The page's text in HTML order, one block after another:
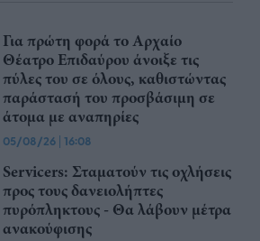
Για πρώτη φορά το Αρχαίο
Θέατρο Επιδαύρου άνοιξε τις
πύλες του σε όλους, καθιστώντας
παράστασή του προσβάσιμη σε
άτομα με αναπηρίες
05/08/26 | 16:08
Servicers: Σταματούν τις οχλήσεις
προς τους δανειολήπτες
πυρόπληκτους - Θα λάβουν μέτρα
ανακούφισης